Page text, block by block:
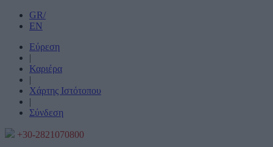
GR/
EN
Εύρεση
|
Καριέρα
|
Χάρτης Ιστότοπου
|
Σύνδεση
+30-2821070800